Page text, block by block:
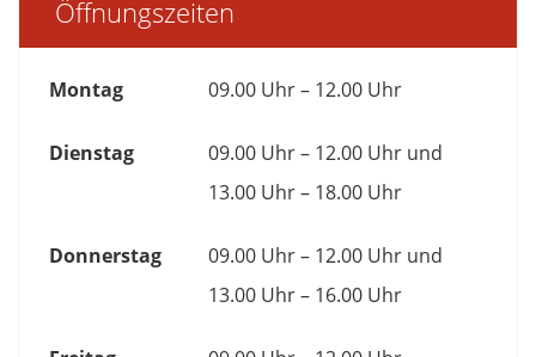
Öffnungszeiten
Montag 09.00 Uhr – 12.00 Uhr
Dienstag
09.00 Uhr – 12.00 Uhr und
13.00 Uhr – 18.00 Uhr
Donnerstag
09.00 Uhr – 12.00 Uhr und
13.00 Uhr – 16.00 Uhr